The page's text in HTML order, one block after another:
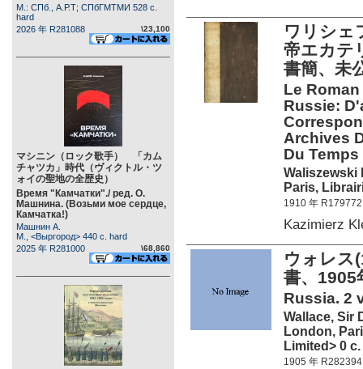
М.: СПб., А.Р.Т; СПбГМТМИ 528 c.
hard
2026 年 R281088
\23,100
マシニン（ロック歌手） 「カム
チャツカ」時代（ヴィクトル・ツ
ォイの聖地の全歴史）
Время "Камчатки"./ ред. О.
Машнина. (Возьми мое сердце,
Камчатка!)
Машнин А.
М., <Выргород> 440 c. hard
2025 年 R281000
\68,860
ワリシェ
帝エカテ
書簡、未
Le
Russie:
Archives
Du Temps
Waliszewski
Paris,
1910 年 R179772
Kazimierz
ウォレ
書、1905
Russia. 2
Wallace, Sir
London,
Limited> 0
1905 年 R282394